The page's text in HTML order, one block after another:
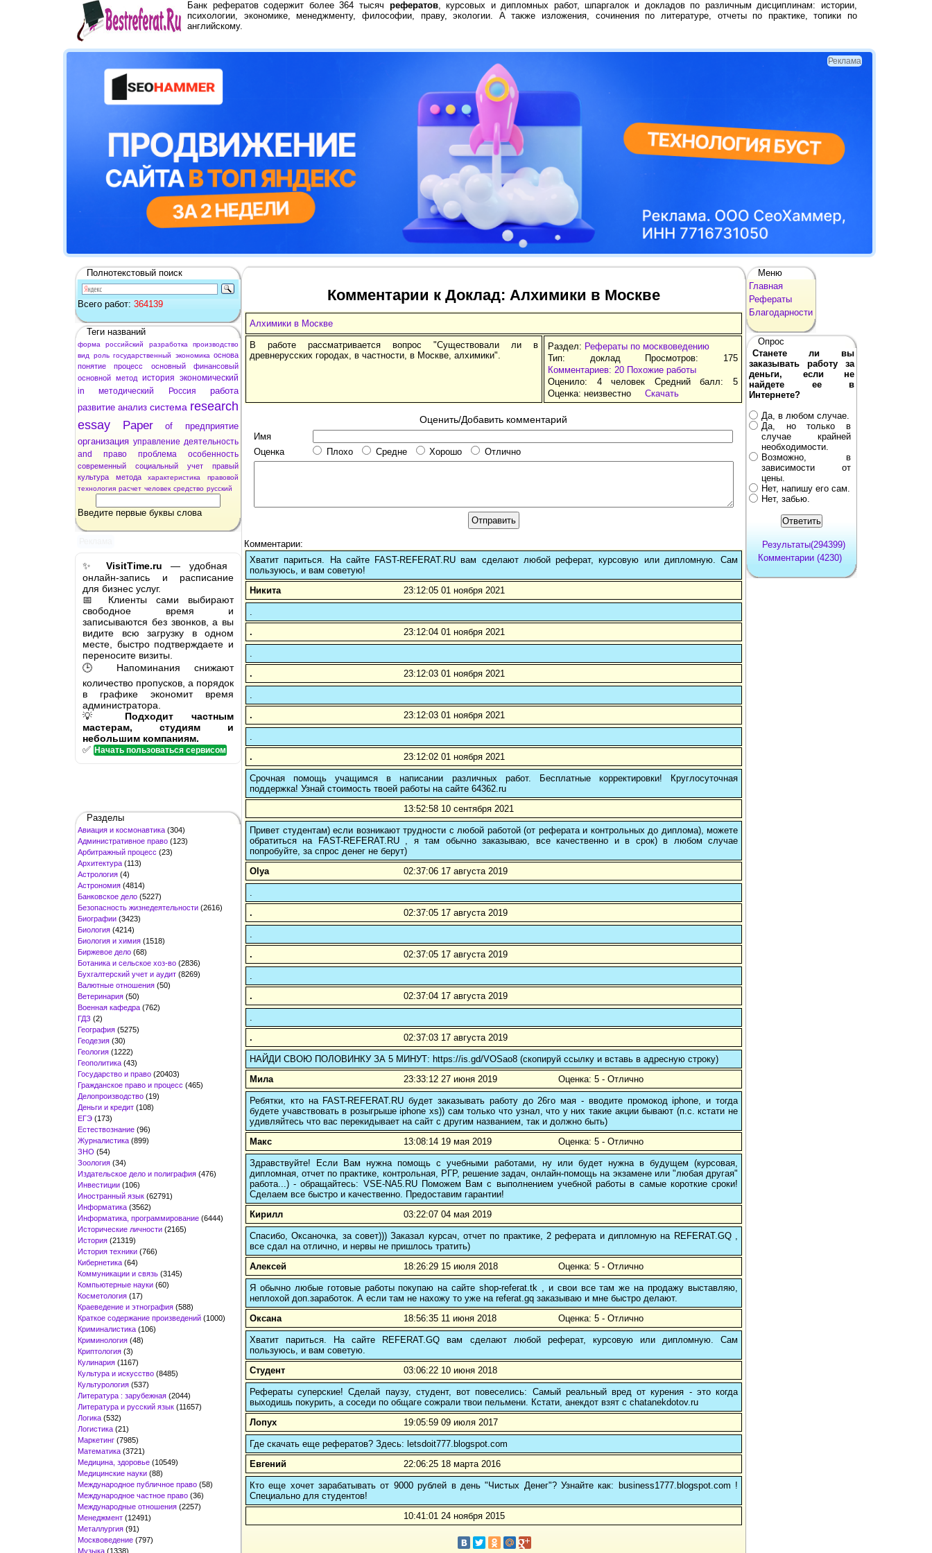
Банк рефератов содержит более 364 тысяч рефератов, курсовых и дипломных работ, шпаргалок и докладов по различным дисциплинам: истории,
психологии, экономике, менеджменту, философии, праву, экологии. А также изложения, сочинения по литературе, отчеты по практике, топики по
английскому.
Реклама
Полнотекстовый поиск
Всего работ: 364139
Теги названий
форма российский разработка
производство
вид
роль государственный экономика основа
понятие
процесс основный
финансовый
основной метод история экономический
in
методический Россия
работа
развитие анализ система research
essay
Paper of
предприятие
организация управление деятельность
and
право проблема особенность
современный социальный учет
правый
культура
метода характеристика
правовой
технология расчет человек средство русский
Введите первые буквы слова
✨ VisitTime.ru — удобная
онлайн-запись и расписание
для бизнес услуг.
📅 Клиенты сами выбирают
свободное время и
записываются без звонков, а вы
видите всю загрузку в одном
месте, быстро подтверждаете и
переносите визиты.
🕒 Напоминания снижают
количество пропусков, а порядок
в графике экономит время
администратора.
💡 Подходит частным
мастерам, студиям и
небольшим компаниям.
✅ Начать пользоваться сервисом
Разделы
Авиация и космонавтика (304)
Административное право (123)
Арбитражный процесс (23)
Архитектура (113)
Астрология (4)
Астрономия (4814)
Банковское дело (5227)
Безопасность жизнедеятельности (2616)
Биографии (3423)
Биология (4214)
Биология и химия (1518)
Биржевое дело (68)
Ботаника и сельское хоз-во (2836)
Бухгалтерский учет и аудит (8269)
Валютные отношения (50)
Ветеринария (50)
Военная кафедра (762)
ГДЗ (2)
География (5275)
Геодезия (30)
Геология (1222)
Геополитика (43)
Государство и право (20403)
Гражданское право и процесс (465)
Делопроизводство (19)
Деньги и кредит (108)
ЕГЭ (173)
Естествознание (96)
Журналистика (899)
ЗНО (54)
Зоология (34)
Издательское дело и полиграфия (476)
Инвестиции (106)
Иностранный язык (62791)
Информатика (3562)
Информатика, программирование (6444)
Исторические личности (2165)
История (21319)
История техники (766)
Кибернетика (64)
Коммуникации и связь (3145)
Компьютерные науки (60)
Косметология (17)
Краеведение и этнография (588)
Краткое содержание произведений (1000)
Криминалистика (106)
Криминология (48)
Криптология (3)
Кулинария (1167)
Культура и искусство (8485)
Культурология (537)
Литература : зарубежная (2044)
Литература и русский язык (11657)
Логика (532)
Логистика (21)
Маркетинг (7985)
Математика (3721)
Медицина, здоровье (10549)
Медицинские науки (88)
Международное публичное право (58)
Международное частное право (36)
Международные отношения (2257)
Менеджмент (12491)
Металлургия (91)
Москвоведение (797)
Музыка (1338)
Комментарии к Доклад: Алхимики в Москве
Алхимики в Москве
В работе рассматривается вопрос "Существовали ли в
древнерусских городах, в частности, в Москве, алхимики".
Раздел: Рефераты по москвоведению
Тип: доклад Просмотров: 175
Комментариев: 20 Похожие работы
Оценило: 4 человек Средний балл: 5
Оценка: неизвестно Скачать
Оценить/Добавить комментарий
Имя
Оценка
Плохо Средне Хорошо Отлично
Комментарии:
Хватит париться. На сайте FAST-REFERAT.RU вам сделают любой реферат, курсовую или дипломную. Сам
пользуюсь, и вам советую!
Никита
23:12:05 01 ноября 2021
.
.
23:12:04 01 ноября 2021
.
.
23:12:03 01 ноября 2021
.
.
23:12:03 01 ноября 2021
.
.
23:12:02 01 ноября 2021
Срочная помощь учащимся в написании различных работ. Бесплатные корректировки! Круглосуточная
поддержка! Узнай стоимость твоей работы на сайте 64362.ru
13:52:58 10 сентября 2021
Привет студентам) если возникают трудности с любой работой (от реферата и контрольных до диплома), можете
обратиться на FAST-REFERAT.RU , я там обычно заказываю, все качественно и в срок) в любом случае
попробуйте, за спрос денег не берут)
Olya
02:37:06 17 августа 2019
.
.
02:37:05 17 августа 2019
.
.
02:37:05 17 августа 2019
.
.
02:37:04 17 августа 2019
.
.
02:37:03 17 августа 2019
НАЙДИ СВОЮ ПОЛОВИНКУ ЗА 5 МИНУТ: https://is.gd/VOSao8 (скопируй ссылку и вставь в адресную строку)
Мила
23:33:12 27 июня 2019 Оценка: 5 - Отлично
Ребятки, кто на FAST-REFERAT.RU будет заказывать работу до 26го мая - вводите промокод iphone, и тогда
будете учавствовать в розыгрыше iphone xs)) сам только что узнал, что у них такие акции бывают (п.с. кстати не
удивляйтесь что вас перекидывает на сайт с другим названием, так и должно быть)
Макс
13:08:14 19 мая 2019 Оценка: 5 - Отлично
Здравствуйте! Если Вам нужна помощь с учебными работами, ну или будет нужна в будущем (курсовая,
дипломная, отчет по практике, контрольная, РГР, решение задач, онлайн-помощь на экзамене или "любая другая"
работа...) - обращайтесь: VSE-NA5.RU Поможем Вам с выполнением учебной работы в самые короткие сроки!
Сделаем все быстро и качественно. Предоставим гарантии!
Кирилл
03:22:07 04 мая 2019
Спасибо, Оксаночка, за совет))) Заказал курсач, отчет по практике, 2 реферата и дипломную на REFERAT.GQ ,
все сдал на отлично, и нервы не пришлось тратить)
Алексей
18:26:29 15 июля 2018 Оценка: 5 - Отлично
Я обычно любые готовые работы покупаю на сайте shop-referat.tk , и свои все там же на продажу выставляю,
неплохой доп.заработок. А если там не нахожу то уже на referat.gq заказываю и мне быстро делают.
Оксана
18:56:35 11 июня 2018 Оценка: 5 - Отлично
Хватит париться. На сайте REFERAT.GQ вам сделают любой реферат, курсовую или дипломную. Сам
пользуюсь, и вам советую.
Студент
03:06:22 10 июня 2018
Рефераты суперские! Сделай паузу, студент, вот повеселись: Самый реальный вред от курения - это когда
выходишь покурить, а соседи по общаге сожрали твои пельмени. Кстати, анекдот взят с chatanekdotov.ru
Лопух
19:05:59 09 июля 2017
Где скачать еще рефератов? Здесь: letsdoit777.blogspot.com
Евгений
22:06:25 18 марта 2016
Кто еще хочет зарабатывать от 9000 рублей в день "Чистых Денег"? Узнайте как: business1777.blogspot.com !
Cпециально для студентов!
10:41:01 24 ноября 2015
Меню
Главная
Рефераты
Благодарности
Опрос
Станете ли вы
заказывать работу за
деньги, если не
найдете ее в
Интернете?
Да, в любом случае.
Да, но только в
случае крайней
необходимости.
Возможно, в
зависимости от
цены.
Нет, напишу его сам.
Нет, забью.
Результаты(294399)
Комментарии (4230)